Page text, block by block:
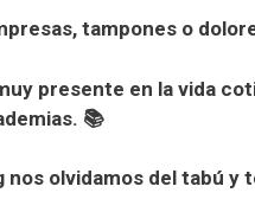
tampones o
presente en la vida
📚
nos olvidamos del tabú